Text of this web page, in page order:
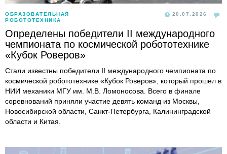
ОБРАЗОВАТЕЛЬНАЯ
РОБОТОТЕХНИКА
20.07.2026
Определены победители II международного
чемпионата по космической робототехнике
«Кубок Роверов»
Стали известны победители II международного чемпионата по
космической робототехнике «Кубок Роверов», который прошел в
НИИ механики МГУ им. М.В. Ломоносова. Всего в финале
соревнований приняли участие девять команд из Москвы,
Новосибирской области, Санкт-Петербурга, Калининградской
области и Китая.